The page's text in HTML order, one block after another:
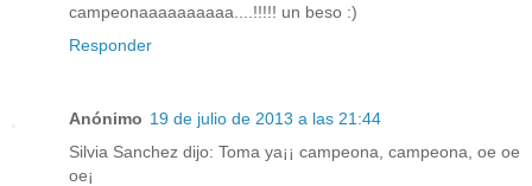
campeonaaaaaaaaaa....!!!!! un beso :)
Responder
Anónimo 19 de julio de 2013 a las 21:44
Silvia Sanchez dijo: Toma ya¡¡ campeona, campeona, oe oe
oe¡